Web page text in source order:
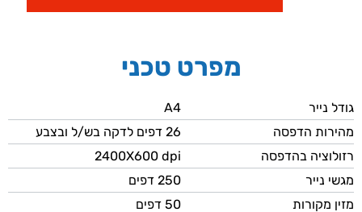
מפרט טכני
גודל נייר
A4
מהירות הדפסה
26 דפים לדקה בש/ל ובצבע
רזולוציה בהדפסה
2400X600 dpi
מגשי נייר
250 דפים
מזין מקורות
50 דפים